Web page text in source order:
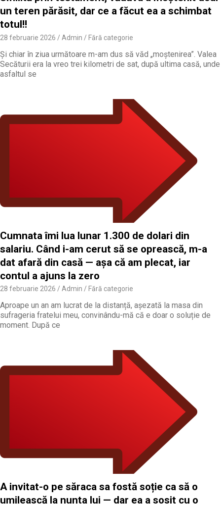
un teren părăsit, dar ce a făcut ea a schimbat
totul!!
28 februarie 2026 Admin Fără categorie
Și chiar în ziua următoare m-am dus să văd „moștenirea”. Valea
Secăturii era la vreo trei kilometri de sat, după ultima casă, unde
asfaltul se
Cumnata îmi lua lunar 1.300 de dolari din
salariu. Când i-am cerut să se oprească, m-a
dat afară din casă — așa că am plecat, iar
contul a ajuns la zero
28 februarie 2026 Admin Fără categorie
Aproape un an am lucrat de la distanță, așezată la masa din
sufrageria fratelui meu, convinându-mă că e doar o soluție de
moment. După ce
A invitat-o pe săraca sa fostă soție ca să o
umilească la nunta lui — dar ea a sosit cu o